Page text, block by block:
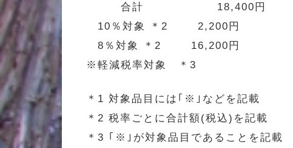
合計 18,400円
10％対象 ＊2 2,200円
8％対象 ＊2 16,200円
※軽減税率対象 ＊3
＊1 対象品目には｢※｣などを記載
＊2 税率ごとに合計額(税込)を記載
＊3 ｢※｣が対象品目であることを記載